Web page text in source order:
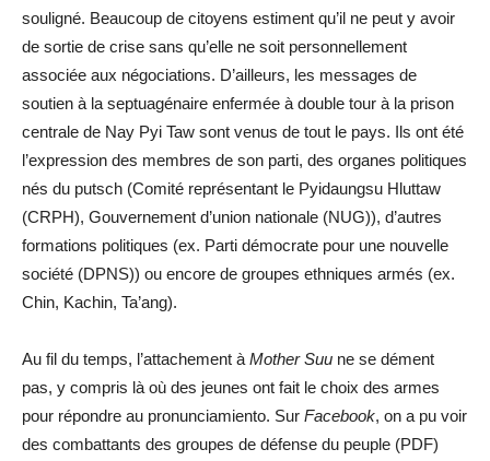
souligné. Beaucoup de citoyens estiment qu’il ne peut y avoir
de sortie de crise sans qu’elle ne soit personnellement
associée aux négociations. D’ailleurs, les messages de
soutien à la septuagénaire enfermée à double tour à la prison
centrale de Nay Pyi Taw sont venus de tout le pays. Ils ont été
l’expression des membres de son parti, des organes politiques
nés du putsch (Comité représentant le Pyidaungsu Hluttaw
(CRPH), Gouvernement d’union nationale (NUG)), d’autres
formations politiques (ex. Parti démocrate pour une nouvelle
société (DPNS)) ou encore de groupes ethniques armés (ex.
Chin, Kachin, Ta’ang).
Au fil du temps, l’attachement à Mother Suu ne se dément
pas, y compris là où des jeunes ont fait le choix des armes
pour répondre au pronunciamiento. Sur Facebook, on a pu voir
des combattants des groupes de défense du peuple (PDF)